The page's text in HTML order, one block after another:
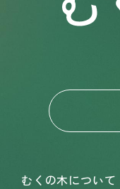
むくの木について